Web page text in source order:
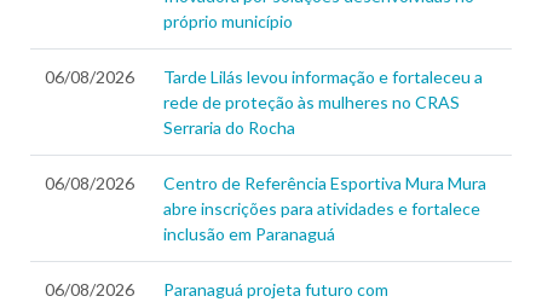
próprio município
06/08/2026
Tarde Lilás levou informação e fortaleceu a
rede de proteção às mulheres no CRAS
Serraria do Rocha
06/08/2026
Centro de Referência Esportiva Mura Mura
abre inscrições para atividades e fortalece
inclusão em Paranaguá
06/08/2026
Paranaguá projeta futuro com